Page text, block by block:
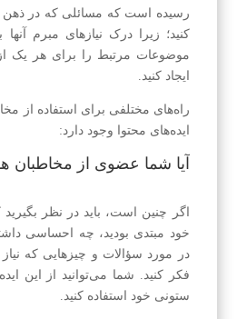
رسیده است که مسائلی که در ذهن
کنید؛ زیرا درک نیازهای مبرم
موضوعات مرتبط را برای هر یک
ایجاد کنید.
راه‌های مختلفی برای استفاده از
ایده‌های محتوا وجود دارد:
آیا شما عضوی از مخاطبان
اگر چنین است، باید در نظر
خود مبتدی بودید، چه احساسی
در مورد سؤالات و چیزهایی که نیاز
فکر کنید. شما می‌توانید از این
ستونی خود استفاده کنید.